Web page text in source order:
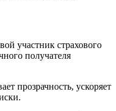
участник страхового
получателя
прозрачность, ускоряет